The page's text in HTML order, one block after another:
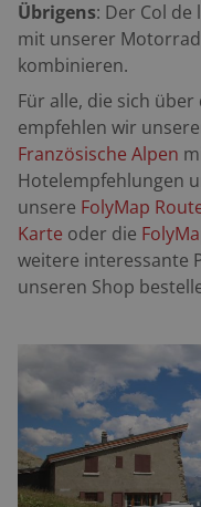
Übrigens: Der Col de
mit unserer
kombinieren.
Für alle, die sich
empfehlen wir
Französische Alpen
Hotelempfehlungen
unsere FolyMap
Karte oder die
weitere interessante
unseren Shop